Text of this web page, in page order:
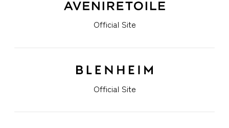
Official Site
Official Site